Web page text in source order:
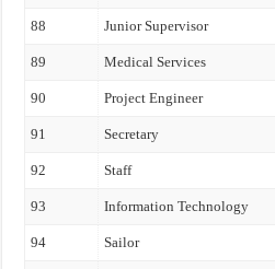
88 Junior Supervisor
89 Medical Services
90 Project Engineer
91 Secretary
92 Staff
93 Information Technology
94 Sailor